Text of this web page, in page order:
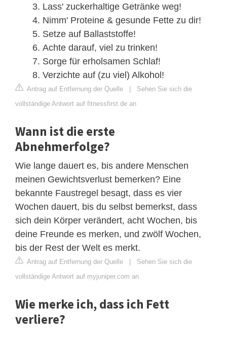
Lass' zuckerhaltige Getränke weg!
Nimm' Proteine & gesunde Fette zu dir!
Setze auf Ballaststoffe!
Achte darauf, viel zu trinken!
Sorge für erholsamen Schlaf!
Verzichte auf (zu viel) Alkohol!
Antrag auf Entfernung der Quelle | Sehen Sie sich die
vollständige Antwort auf fitnessfirst.de an
Wann ist die erste
Abnehmerfolge?
Wie lange dauert es, bis andere Menschen
meinen Gewichtsverlust bemerken? Eine
bekannte Faustregel besagt, dass es vier
Wochen dauert, bis du selbst bemerkst, dass
sich dein Körper verändert, acht Wochen, bis
deine Freunde es merken, und zwölf Wochen,
bis der Rest der Welt es merkt.
Antrag auf Entfernung der Quelle | Sehen Sie sich die
vollständige Antwort auf myjuniper.com an
Wie merke ich, dass ich Fett
verliere?